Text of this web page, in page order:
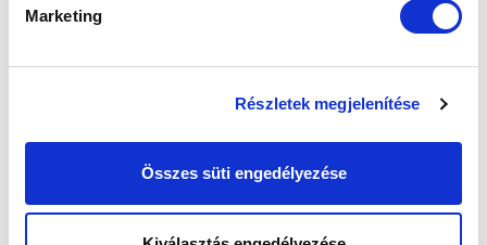
Marketing
Részletek megjelenítése
Összes süti engedélyezése